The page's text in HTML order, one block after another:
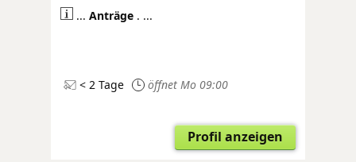
... Anträge . ...
< 2 Tage öffnet Mo 09:00
Profil anzeigen